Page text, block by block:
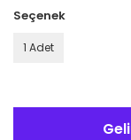
Seçenek
1 Adet